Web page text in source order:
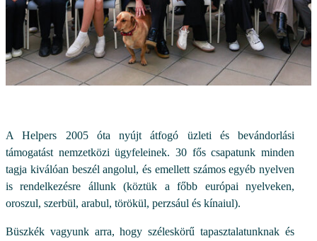
A Helpers 2005 óta nyújt átfogó üzleti és bevándorlási
támogatást nemzetközi ügyfeleinek. 30 fős csapatunk minden
tagja kiválóan beszél angolul, és emellett számos egyéb nyelven
is rendelkezésre állunk (köztük a főbb európai nyelveken,
oroszul, szerbül, arabul, törökül, perzsául és kínaiul).
Büszkék vagyunk arra, hogy széleskörű tapasztalatunknak és